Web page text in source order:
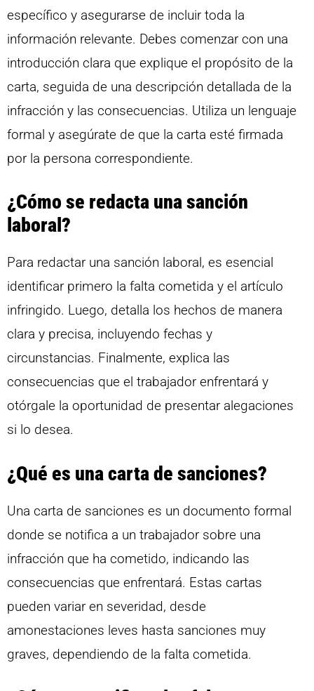
específico y asegurarse de incluir toda la
información relevante. Debes comenzar con una
introducción clara que explique el propósito de la
carta, seguida de una descripción detallada de la
infracción y las consecuencias. Utiliza un lenguaje
formal y asegúrate de que la carta esté firmada
por la persona correspondiente.
¿Cómo se redacta una sanción
laboral?
Para redactar una sanción laboral, es esencial
identificar primero la falta cometida y el artículo
infringido. Luego, detalla los hechos de manera
clara y precisa, incluyendo fechas y
circunstancias. Finalmente, explica las
consecuencias que el trabajador enfrentará y
otórgale la oportunidad de presentar alegaciones
si lo desea.
¿Qué es una carta de sanciones?
Una carta de sanciones es un documento formal
donde se notifica a un trabajador sobre una
infracción que ha cometido, indicando las
consecuencias que enfrentará. Estas cartas
pueden variar en severidad, desde
amonestaciones leves hasta sanciones muy
graves, dependiendo de la falta cometida.